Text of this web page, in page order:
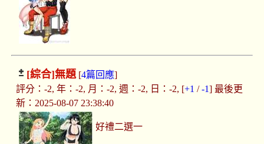
[綜合]無題[4篇回應]
評分：-2, 年：-2, 月：-2, 週：-2, 日：-2, [+1 /-1] 最後更
新：2025-08-07 23:38:40
好禮二選一